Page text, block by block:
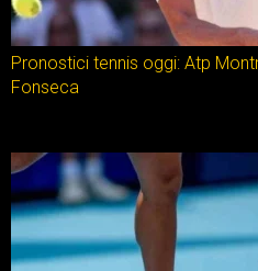
Pronostici tennis oggi: Atp
Fonseca